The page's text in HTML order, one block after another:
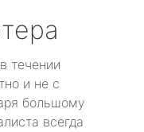
течении
и не с
большому
всегда